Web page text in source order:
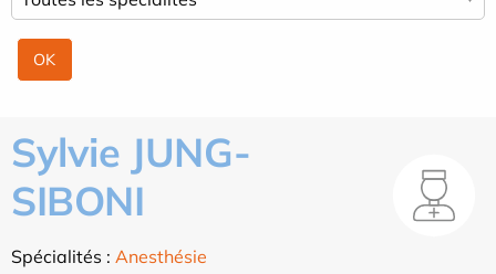
Sylvie JUNG-
SIBONI
Spécialités : Anesthésie